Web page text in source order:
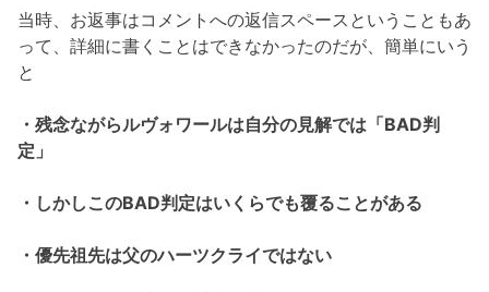
当時、お返事はコメントへの返信スペースということもあ
って、詳細に書くことはできなかったのだが、簡単にいう
と
・残念ながらルヴォワールは自分の見解では「BAD判
定」
・しかしこのBAD判定はいくらでも覆ることがある
・優先祖先は父のハーツクライではない